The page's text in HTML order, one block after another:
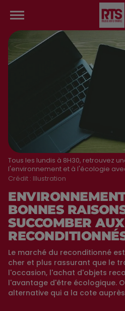
Tous les lundis à 8H30, retrouvez
l'environnement et à l'écologie
Crédit : Illustration
BONNES
SUCCOMBER
Le marché du reconditionné
cher et plus rassurant que le
l'occasion, l'achat d'objets
l'avantage d'être écologique.
alternative qui a la cote